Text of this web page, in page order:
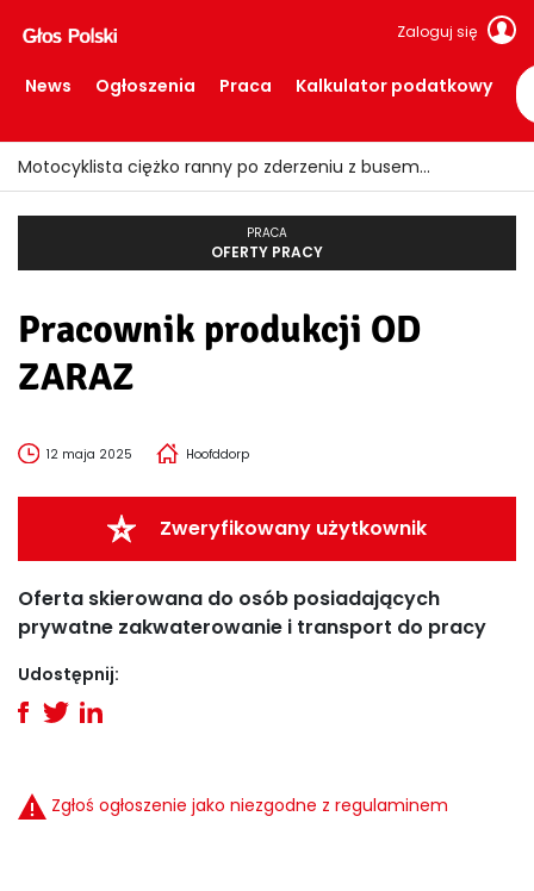
Zaloguj się
News Ogłoszenia Praca Kalkulator podatkowy
Motocyklista ciężko ranny po zderzeniu z busem
PRACA
OFERTY PRACY
Pracownik produkcji OD
ZARAZ
12 maja 2025 Hoofddorp
Zweryfikowany użytkownik
Oferta skierowana do osób posiadających
prywatne zakwaterowanie i transport do pracy
Udostępnij:
Zgłoś ogłoszenie jako niezgodne z regulaminem